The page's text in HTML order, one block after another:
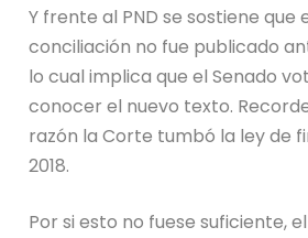
Y frente al PND se sostiene que
conciliación no fue publicado
lo cual implica que el Senado
conocer el nuevo texto.
razón la Corte tumbó la ley de
2018.
Por si esto no fuese suficiente,